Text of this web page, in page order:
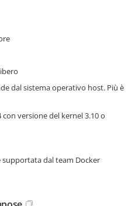
dal sistema operativo host. Più è
versione del kernel 3.10 o
supportata dal team Docker